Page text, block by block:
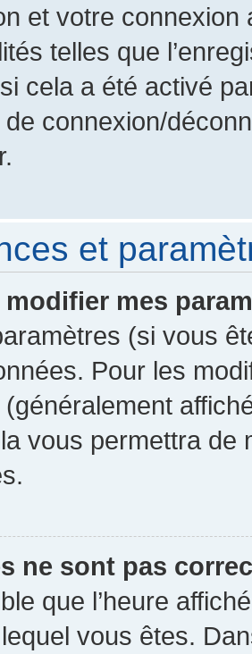
et votre
telles que
cela a été activé
connexion/
et
mes
(si vous
Pour les
(généralement
vous permettra de
ne sont pas
que l’heure
vous êtes.